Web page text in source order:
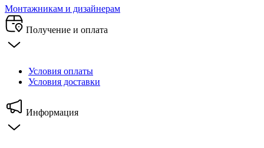
Монтажникам и дизайнерам
Получение и оплата
Условия оплаты
Условия доставки
Информация